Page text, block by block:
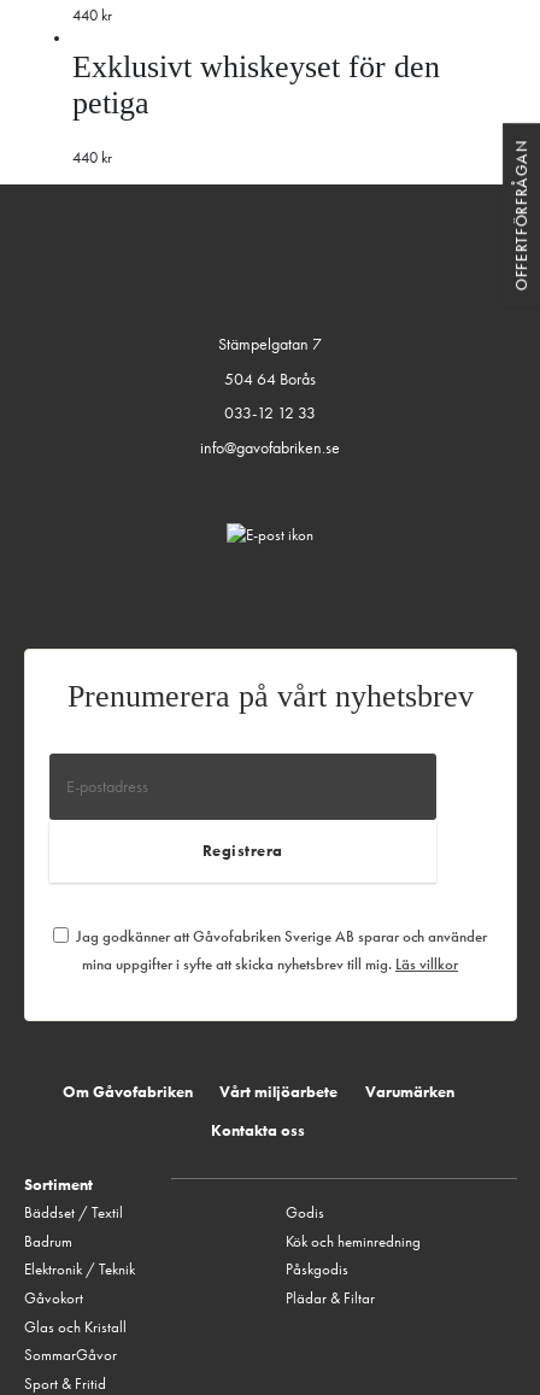
440kr
Exklusivt whiskeyset för den
petiga
440kr
Stämpelgatan 7
504 64 Borås
033-12 12 33
info@gavofabriken.se
Prenumerera på vårt nyhetsbrev
Jag godkänner att Gåvofabriken Sverige AB sparar och använder
mina uppgifter i syfte att skicka nyhetsbrev till mig. Läs villkor
Om Gåvofabriken Vårt miljöarbete
Varumärken
Kontakta oss
Sortiment
Bäddset / Textil
Badrum
Elektronik / Teknik
Gåvokort
Glas och Kristall
Godis
Kök och heminredning
Påskgodis
Plädar & Filtar
SommarGåvor
Sport & Fritid
OFFERTFÖRFRÅGAN